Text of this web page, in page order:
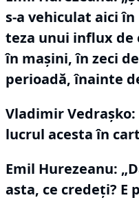
s-a vehiculat aici
teza unui influx
în maşini, în zeci
perioadă, înainte
Vladimir Vedraşko:
lucrul acesta în
Emil Hurezeanu:
asta, ce credeți? E